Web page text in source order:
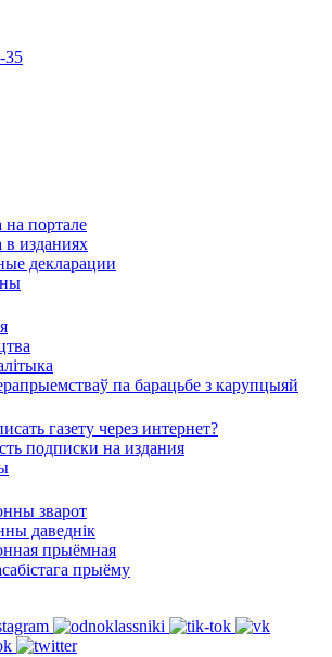
35
на портале
в изданиях
декларации
па барацьбе з карупцыяй
газету через интернет?
подписки на издания
зварот
даведнік
прыёмная
прыёму